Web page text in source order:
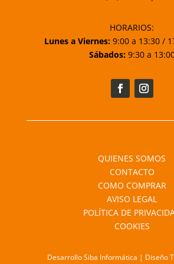
HORARIOS:
Lunes a Viernes: 9:00 a 13:30 /
Sábados:9:30 a
QUIENES SOMOS
CONTACTO
COMO COMPRAR
AVISO LEGAL
POLÍTICA DE
COOKIES
Desarrollo Siba Informática | Diseño